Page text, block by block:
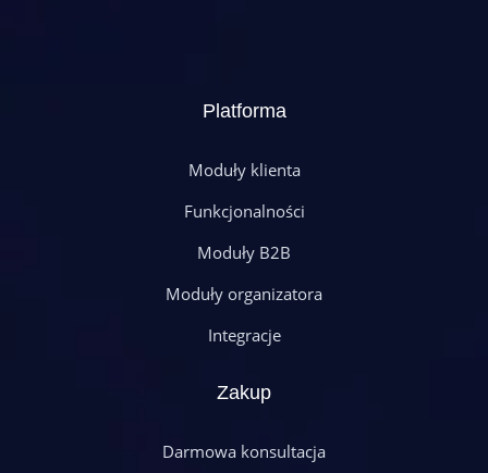
Platforma
Moduły klienta
Funkcjonalności
Moduły B2B
Moduły organizatora
Integracje
Zakup
Darmowa konsultacja